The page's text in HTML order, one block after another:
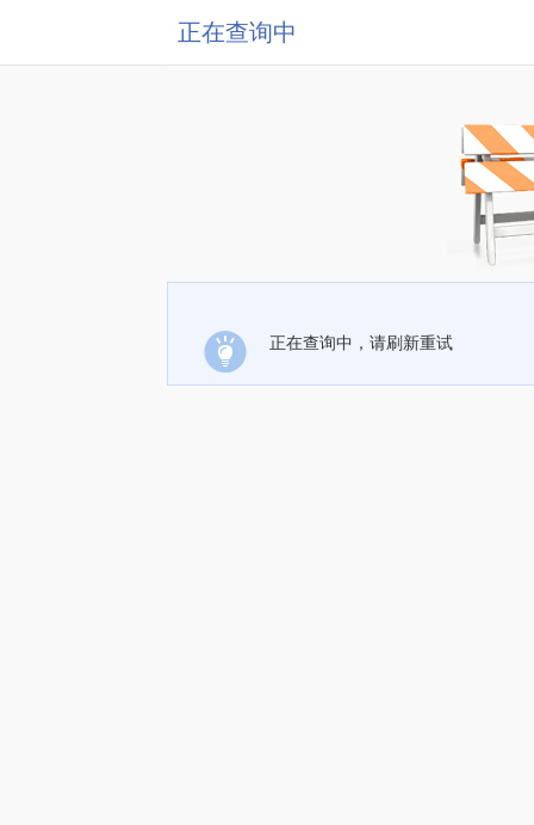
正在查询中
正在查询中，请刷新重试